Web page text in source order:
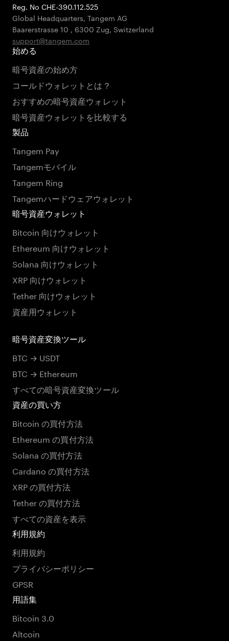
Reg. No CHE-390.112.525
Global Headquarters, Tangem AG
Baarerstrasse 10 , 6300 Zug, Switzerland
support@tangem.com
始める
暗号資産の始め方
コールドウォレットとは？
おすすめの暗号資産ウォレット
暗号資産ウォレットを比較する
製品
Tangem Pay
Tangemモバイル
Tangem Ring
Tangemハードウェアウォレット
暗号資産ウォレット
Bitcoin 向けウォレット
Ethereum 向けウォレット
Solana 向けウォレット
XRP 向けウォレット
Tether 向けウォレット
資産用ウォレット
暗号資産変換ツール
BTC → USDT
BTC → Ethereum
すべての暗号資産変換ツール
資産の買い方
Bitcoin の買付方法
Ethereum の買付方法
Solana の買付方法
Cardano の買付方法
XRP の買付方法
Tether の買付方法
すべての資産を表示
利用規約
利用規約
プライバシーポリシー
GPSR
用語集
Bitcoin 3.0
Altcoin